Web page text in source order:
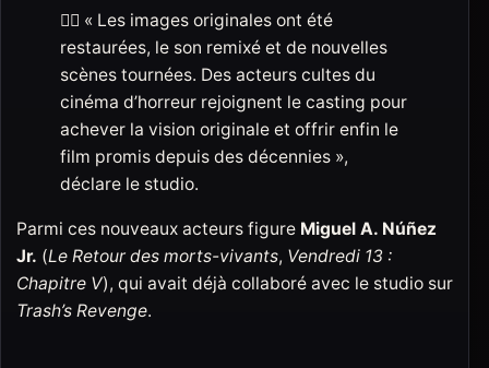
🧟‍♂️ « Les images originales ont été
restaurées, le son remixé et de nouvelles
scènes tournées. Des acteurs cultes du
cinéma d’horreur rejoignent le casting pour
achever la vision originale et offrir enfin le
film promis depuis des décennies »,
déclare le studio.
Parmi ces nouveaux acteurs figure Miguel A. Núñez
Jr. (Le Retour des morts-vivants, Vendredi 13 :
Chapitre V), qui avait déjà collaboré avec le studio sur
Trash’s Revenge.